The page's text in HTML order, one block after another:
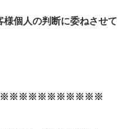
個人の判断に委ねさせて
す。